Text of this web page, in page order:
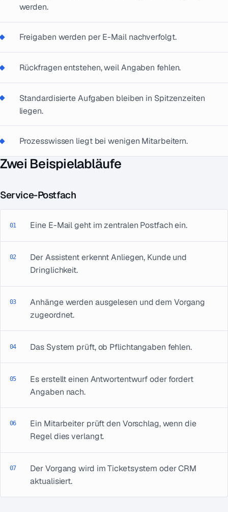
werden.
Freigaben werden per E-Mail nachverfolgt.
Rückfragen entstehen, weil Angaben fehlen.
Standardisierte Aufgaben bleiben in Spitzenzeiten
liegen.
Prozesswissen liegt bei wenigen Mitarbeitern.
Zwei Beispielabläufe
Service-Postfach
Eine E-Mail geht im zentralen Postfach ein.
Der Assistent erkennt Anliegen, Kunde und
Dringlichkeit.
Anhänge werden ausgelesen und dem Vorgang
zugeordnet.
Das System prüft, ob Pflichtangaben fehlen.
Es erstellt einen Antwortentwurf oder fordert
Angaben nach.
Ein Mitarbeiter prüft den Vorschlag, wenn die
Regel dies verlangt.
Der Vorgang wird im Ticketsystem oder CRM
aktualisiert.